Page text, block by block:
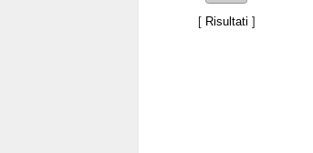
[ Risultati ]